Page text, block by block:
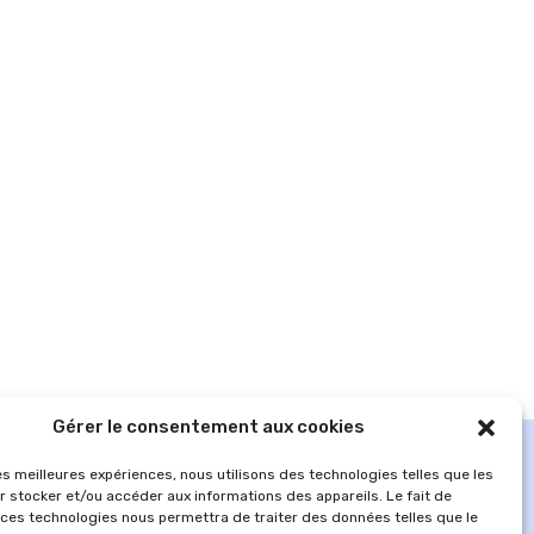
Gérer le consentement aux cookies
meilleures expériences, nous utilisons des technologies telles que les
stocker et/ou accéder aux informations des appareils. Le fait de
technologies nous permettra de traiter des données telles que le